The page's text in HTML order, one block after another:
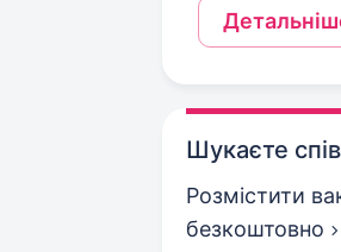
Шукаєте
Розмістити
безкоштовно